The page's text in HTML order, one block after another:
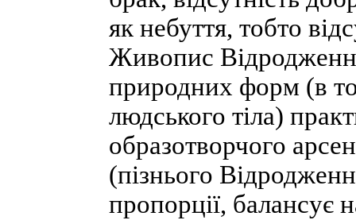
як небуття, тобто
Живопис
природних форм (в
людського тіла)
образотворчого
(пізнього
пропорції, балансує